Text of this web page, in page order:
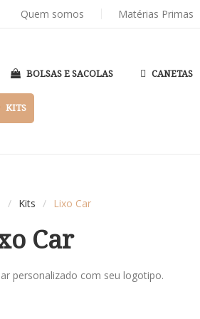
E PASTAS CONGRESSO PERSONALIZADAS
Quem somos Matérias Primas
BOLSAS E SACOLAS CANETAS
KITS
/ Kits / Lixo Car
Car
personalizado com seu logotipo.